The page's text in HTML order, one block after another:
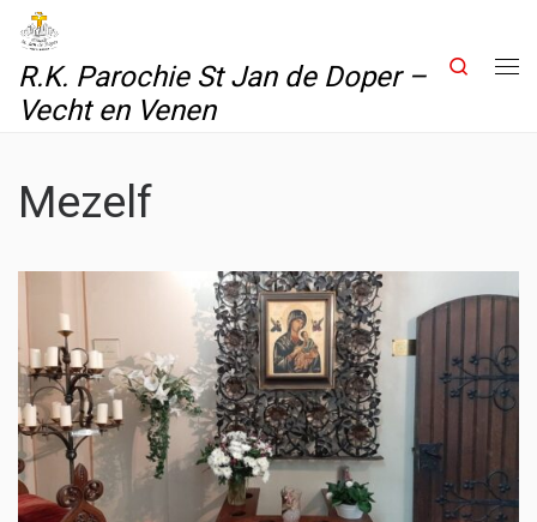
Skip to content
R.K. Parochie St Jan de Doper –
Vecht en Venen
Search
Mezelf